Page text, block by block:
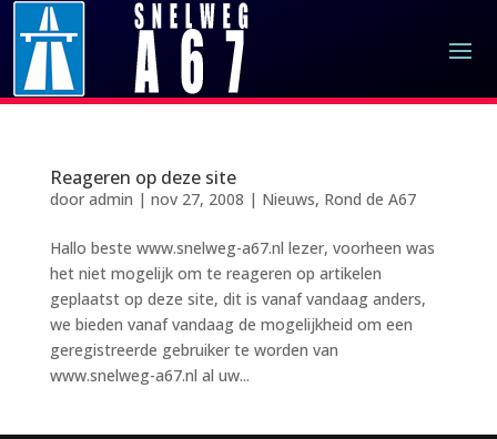
Reageren op deze site
door admin | nov 27, 2008 | Nieuws, Rond de A67
Hallo beste www.snelweg-a67.nl lezer, voorheen was
het niet mogelijk om te reageren op artikelen
geplaatst op deze site, dit is vanaf vandaag anders,
we bieden vanaf vandaag de mogelijkheid om een
geregistreerde gebruiker te worden van
www.snelweg-a67.nl al uw...